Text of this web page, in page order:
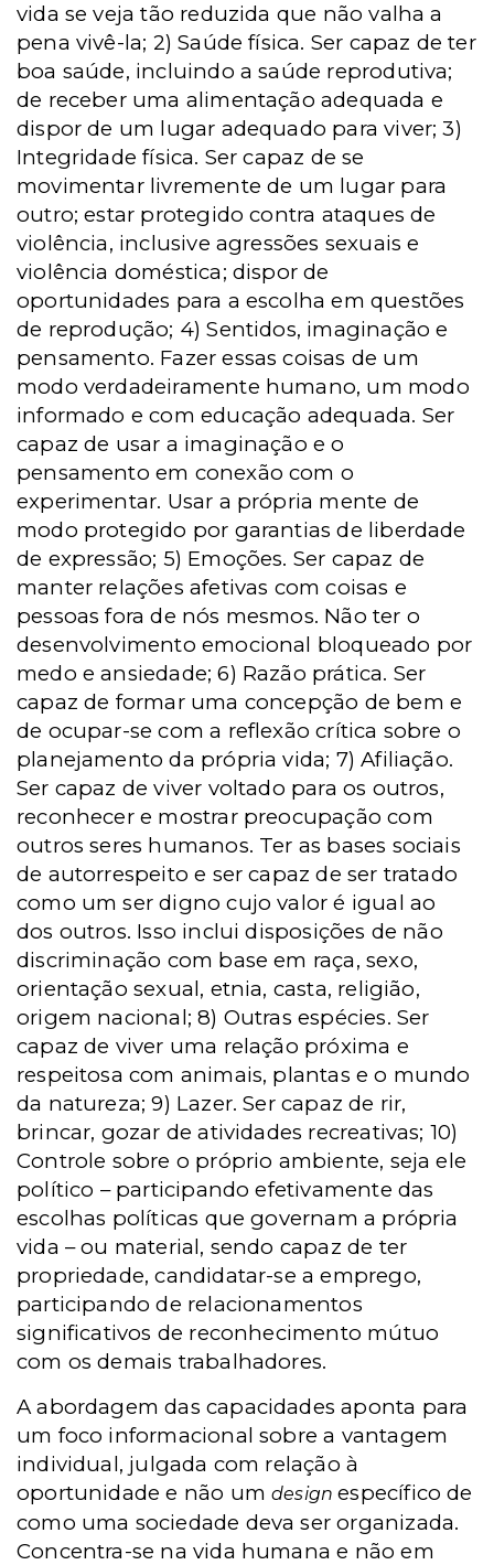
vida se veja tão reduzida que não valha a
pena vivê-la; 2) Saúde física. Ser capaz de ter
boa saúde, incluindo a saúde reprodutiva;
de receber uma alimentação adequada e
dispor de um lugar adequado para viver; 3)
Integridade física. Ser capaz de se
movimentar livremente de um lugar para
outro; estar protegido contra ataques de
violência, inclusive agressões sexuais e
violência doméstica; dispor de
oportunidades para a escolha em questões
de reprodução; 4) Sentidos, imaginação e
pensamento. Fazer essas coisas de um
modo verdadeiramente humano, um modo
informado e com educação adequada. Ser
capaz de usar a imaginação e o
pensamento em conexão com o
experimentar. Usar a própria mente de
modo protegido por garantias de liberdade
de expressão; 5) Emoções. Ser capaz de
manter relações afetivas com coisas e
pessoas fora de nós mesmos. Não ter o
desenvolvimento emocional bloqueado por
medo e ansiedade; 6) Razão prática. Ser
capaz de formar uma concepção de bem e
de ocupar-se com a reflexão crítica sobre o
planejamento da própria vida; 7) Afiliação.
Ser capaz de viver voltado para os outros,
reconhecer e mostrar preocupação com
outros seres humanos. Ter as bases sociais
de autorrespeito e ser capaz de ser tratado
como um ser digno cujo valor é igual ao
dos outros. Isso inclui disposições de não
discriminação com base em raça, sexo,
orientação sexual, etnia, casta, religião,
origem nacional; 8) Outras espécies. Ser
capaz de viver uma relação próxima e
respeitosa com animais, plantas e o mundo
da natureza; 9) Lazer. Ser capaz de rir,
brincar, gozar de atividades recreativas; 10)
Controle sobre o próprio ambiente, seja ele
político – participando efetivamente das
escolhas políticas que governam a própria
vida – ou material, sendo capaz de ter
propriedade, candidatar-se a emprego,
participando de relacionamentos
significativos de reconhecimento mútuo
com os demais trabalhadores.
A abordagem das capacidades aponta para
um foco informacional sobre a vantagem
individual, julgada com relação à
oportunidade e não umdesignespecífico de
como uma sociedade deva ser organizada.
Concentra-se na vida humana e não em